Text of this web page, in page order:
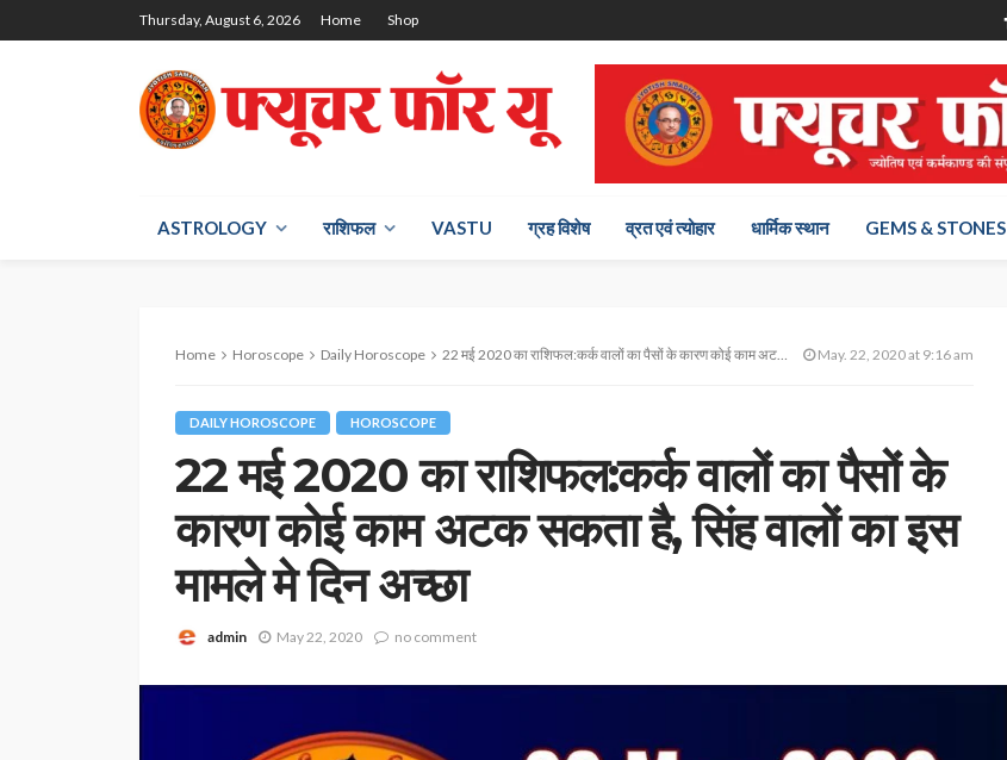
Thursday, August 6, 2026 Home Shop
ASTROLOGY राश‍िफल VASTU ग्रह विशेष व्रत एवं त्योहार धार्मिक स्थान GEMS & STONES
Home Horoscope Daily Horoscope 22 मई 2020 का राशिफल:कर्क वालों का पैसों के कारण कोई काम अटक सकता है, सिंह वालों का इस मामले मे दिन अच्छा May. 22, 2020 at 9:16 am
DAILY HOROSCOPE HOROSCOPE
22 मई 2020 का राशिफल:कर्क वालों का पैसों के
कारण कोई काम अटक सकता है, सिंह वालों का इस
मामले मे दिन अच्छा
admin May 22, 2020 no comment